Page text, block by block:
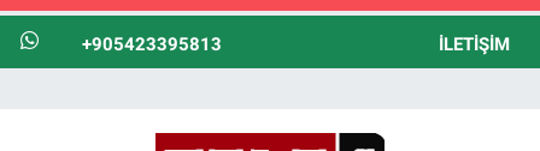
+905423395813 İLETIŞIM